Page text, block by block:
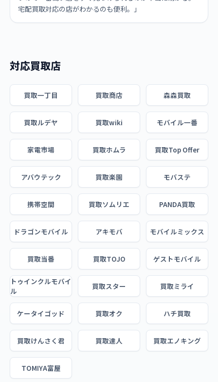
宅配買取対応の店がわかるのも便利。」
対応買取店
買取一丁目 買取商店 森森買取
買取ルデヤ 買取wiki モバイル一番
家電市場 買取ホムラ 買取Top Offer
アバウテック 買取楽園 モバステ
携帯空間 買取ソムリエ PANDA買取
ドラゴンモバイル アキモバ モバイルミックス
買取当番 買取TOJO ゲストモバイル
トゥインクルモバイ
ル
買取スター 買取ミライ
ケータイゴッド 買取オク ハチ買取
買取けんさく君 買取達人 買取エノキング
TOMIYA富屋